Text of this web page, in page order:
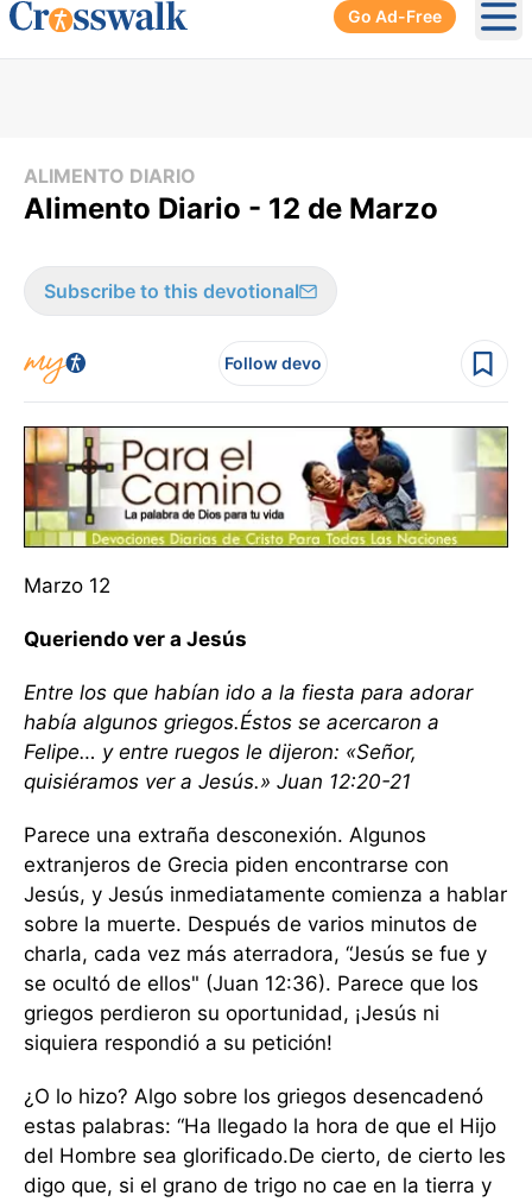
Go Ad-Free
ALIMENTO DIARIO
Alimento Diario - 12 de Marzo
Subscribe to this devotional
Follow devo
Marzo 12
Queriendo ver a Jesús
Entre los que habían ido a la fiesta para adorar
había algunos griegos.Éstos se acercaron a
Felipe… y entre ruegos le dijeron: «Señor,
quisiéramos ver a Jesús.» Juan 12:20-21
Parece una extraña desconexión. Algunos
extranjeros de Grecia piden encontrarse con
Jesús, y Jesús inmediatamente comienza a hablar
sobre la muerte. Después de varios minutos de
charla, cada vez más aterradora, “Jesús se fue y
se ocultó de ellos" (Juan 12:36). Parece que los
griegos perdieron su oportunidad, ¡Jesús ni
siquiera respondió a su petición!
¿O lo hizo? Algo sobre los griegos desencadenó
estas palabras: “Ha llegado la hora de que el Hijo
del Hombre sea glorificado.De cierto, de cierto les
digo que, si el grano de trigo no cae en la tierra y